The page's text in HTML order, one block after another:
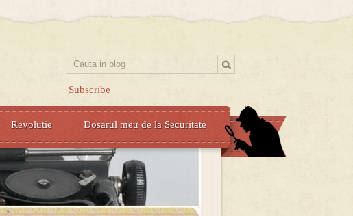
Subscribe
Revolutie Dosarul meu de la Securitate